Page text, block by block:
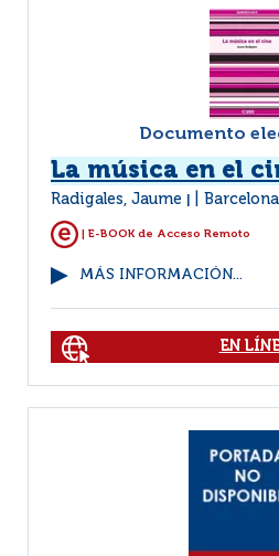
Documento
La música en el
Radigales, Jaume
| E-BOOK de Acceso Remoto
MÁS INFORMACIÓN...
EN